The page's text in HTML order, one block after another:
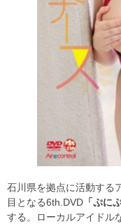
石川県を拠点に活動する
目となる6th.DVD 「ぷに
する。ローカルアイドル